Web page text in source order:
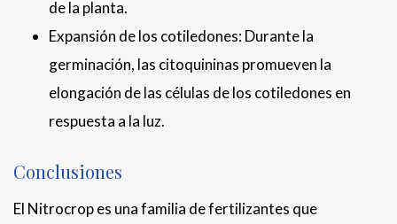
de la planta.
Expansión de los cotiledones: Durante la
germinación, las citoquininas promueven la
elongación de las células de los cotiledones en
respuesta a la luz.
Conclusiones
El Nitrocrop es una familia de fertilizantes que